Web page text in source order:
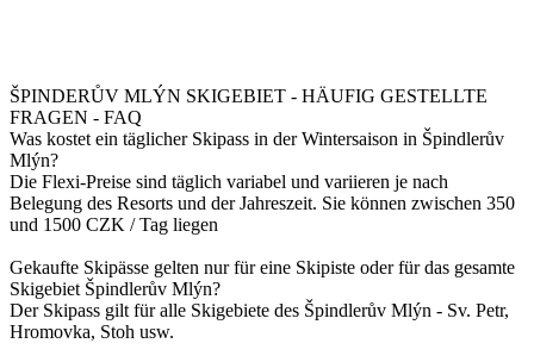
ŠPINDERŮV MLÝN SKIGEBIET - HÄUFIG GESTELLTE
FRAGEN - FAQ
Was kostet ein täglicher Skipass in der Wintersaison in Špindlerův
Mlýn?
Die Flexi-Preise sind täglich variabel und variieren je nach
Belegung des Resorts und der Jahreszeit. Sie können zwischen 350
und 1500 CZK / Tag liegen
Gekaufte Skipässe gelten nur für eine Skipiste oder für das gesamte
Skigebiet Špindlerův Mlýn?
Der Skipass gilt für alle Skigebiete des Špindlerův Mlýn - Sv. Petr,
Hromovka, Stoh usw.